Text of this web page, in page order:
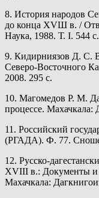
8. История народов
до конца ХVШ в. /
Наука, 1988. Т. I. 544 с.
9. Кидирниязов Д. С.
Северо-Восточного
2008. 295 с.
10. Магомедов Р. М.
процессе. Махачкала:
11. Российский
(РГАДА). Ф. 77.
12. Русско-
XVIII в.: Документы и
Махачкала: